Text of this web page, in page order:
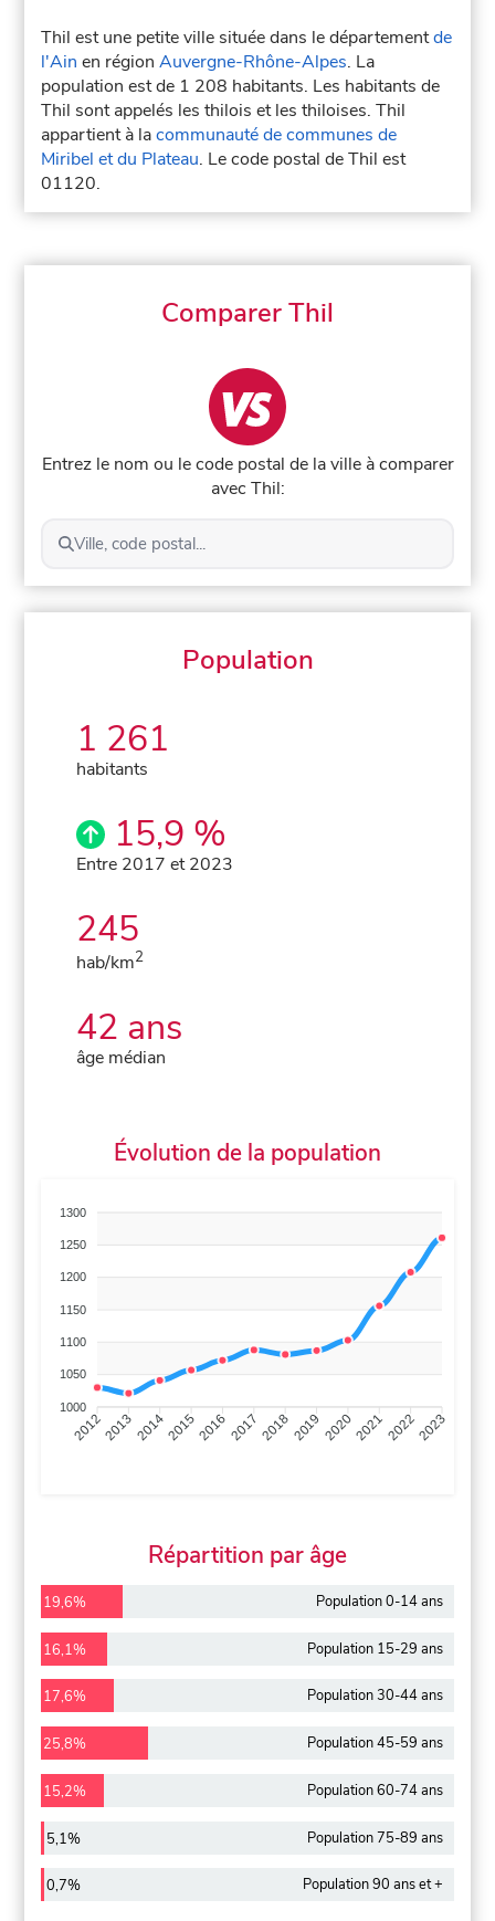
Thil est une petite ville située dans le départementde
l'Ain en régionAuvergne-Rhône-Alpes. La
population est de 1 208 habitants. Les habitants de
Thil sont appelés les thilois et les thiloises. Thil
appartient à lacommunauté de communes de
Miribel et du Plateau. Le code postal de Thil est
01120.
Comparer Thil
Entrez le nom ou le code postal de la ville à comparer
avec Thil:
Ville, code postal...
Population
1 261
habitants
15,9 %
Entre 2017 et 2023
245
hab/km2
42 ans
âge médian
Évolution de la population
1300
1250
1200
1150
1100
1050
1000
201220132014201520162017 20182019 2020202120222023
Répartition par âge
19,6% Population 0-14 ans
16,1% Population 15-29 ans
17,6% Population 30-44 ans
25,8% Population 45-59 ans
15,2% Population 60-74 ans
5,1% Population 75-89 ans
0,7% Population 90 ans et +